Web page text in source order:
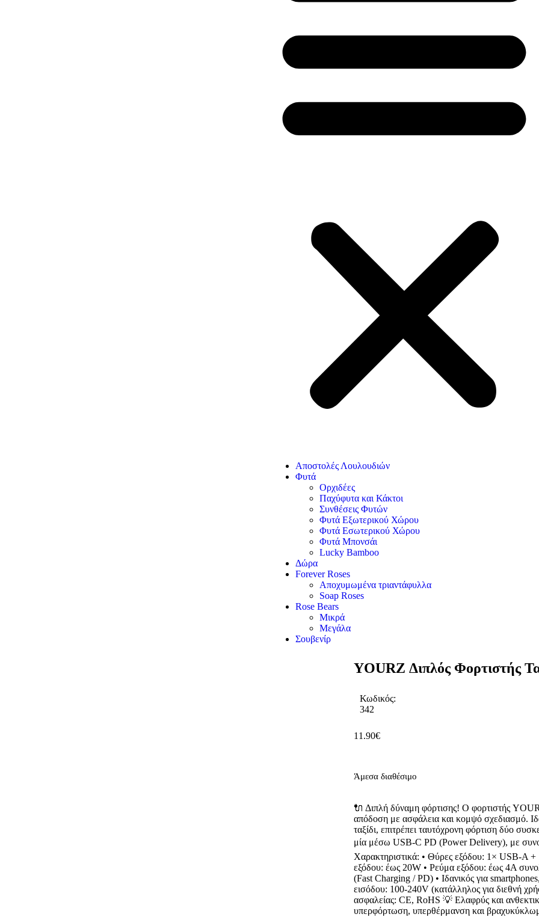
Αποστολές Λουλουδιών
Φυτά
Ορχιδέες
Παχύφυτα και Κάκτοι
Συνθέσεις Φυτών
Φυτά Εξωτερικού Χώρου
Φυτά Εσωτερικού Χώρου
Φυτά Μπονσάι
Lucky Bamboo
Δώρα
Forever Roses
Αποχυμωμένα τριαντάφυλλα
Soap Roses
Rose Βears
Μικρά
Μεγάλα
Σουβενίρ
YOURZ Διπλός Φορτιστής
Κωδικός:
342
11.90€
Άμεσα διαθέσιμο
🔌 Διπλή δύναμη φόρτισης! Ο φορτιστής
απόδοση με ασφάλεια και κομψό σχεδιασμό.
ταξίδι, επιτρέπει ταυτόχρονη φόρτιση δύο
μία μέσω USB-C PD (Power Delivery), με
Χαρακτηριστικά: • Θύρες εξόδου: 1× USB-A
εξόδου: έως 20W • Ρεύμα εξόδου: έως 4A
(Fast Charging / PD) • Ιδανικός για
εισόδου: 100-240V (κατάλληλος για διεθνή
ασφαλείας: CE, RoHS 💡 Ελαφρύς και
υπερφόρτωση, υπερθέρμανση και